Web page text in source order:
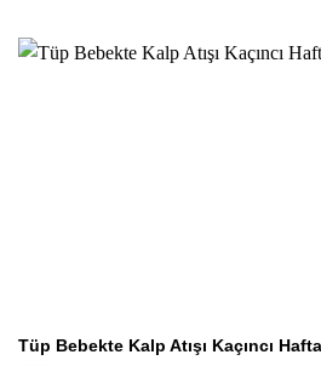
Tüp Bebekte Kalp Atışı Kaçıncı